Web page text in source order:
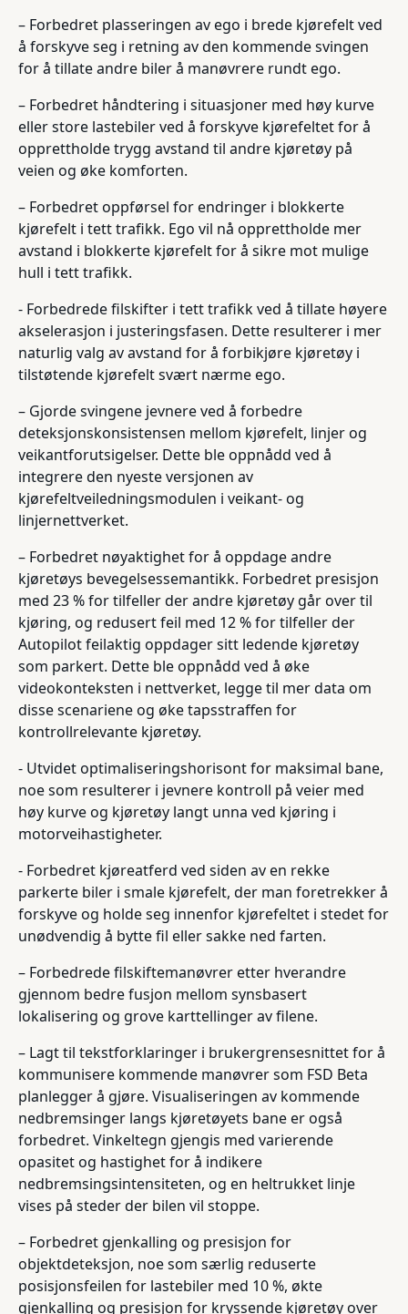
– Forbedret plasseringen av ego i brede kjørefelt ved
å forskyve seg i retning av den kommende svingen
for å tillate andre biler å manøvrere rundt ego.
– Forbedret håndtering i situasjoner med høy kurve
eller store lastebiler ved å forskyve kjørefeltet for å
opprettholde trygg avstand til andre kjøretøy på
veien og øke komforten.
– Forbedret oppførsel for endringer i blokkerte
kjørefelt i tett trafikk. Ego vil nå opprettholde mer
avstand i blokkerte kjørefelt for å sikre mot mulige
hull i tett trafikk.
- Forbedrede filskifter i tett trafikk ved å tillate høyere
akselerasjon i justeringsfasen. Dette resulterer i mer
naturlig valg av avstand for å forbikjøre kjøretøy i
tilstøtende kjørefelt svært nærme ego.
– Gjorde svingene jevnere ved å forbedre
deteksjonskonsistensen mellom kjørefelt, linjer og
veikantforutsigelser. Dette ble oppnådd ved å
integrere den nyeste versjonen av
kjørefeltveiledningsmodulen i veikant- og
linjernettverket.
– Forbedret nøyaktighet for å oppdage andre
kjøretøys bevegelsessemantikk. Forbedret presisjon
med 23 % for tilfeller der andre kjøretøy går over til
kjøring, og redusert feil med 12 % for tilfeller der
Autopilot feilaktig oppdager sitt ledende kjøretøy
som parkert. Dette ble oppnådd ved å øke
videokonteksten i nettverket, legge til mer data om
disse scenariene og øke tapsstraffen for
kontrollrelevante kjøretøy.
- Utvidet optimaliseringshorisont for maksimal bane,
noe som resulterer i jevnere kontroll på veier med
høy kurve og kjøretøy langt unna ved kjøring i
motorveihastigheter.
- Forbedret kjøreatferd ved siden av en rekke
parkerte biler i smale kjørefelt, der man foretrekker å
forskyve og holde seg innenfor kjørefeltet i stedet for
unødvendig å bytte fil eller sakke ned farten.
– Forbedrede filskiftemanøvrer etter hverandre
gjennom bedre fusjon mellom synsbasert
lokalisering og grove karttellinger av filene.
– Lagt til tekstforklaringer i brukergrensesnittet for å
kommunisere kommende manøvrer som FSD Beta
planlegger å gjøre. Visualiseringen av kommende
nedbremsinger langs kjøretøyets bane er også
forbedret. Vinkeltegn gjengis med varierende
opasitet og hastighet for å indikere
nedbremsingsintensiteten, og en heltrukket linje
vises på steder der bilen vil stoppe.
– Forbedret gjenkalling og presisjon for
objektdeteksjon, noe som særlig reduserte
posisjonsfeilen for lastebiler med 10 %, økte
gjenkalling og presisjon for kryssende kjøretøy over